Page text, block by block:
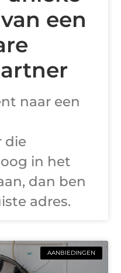
een
naar een
die
in het
dan ben
adres.
AANBIEDINGEN